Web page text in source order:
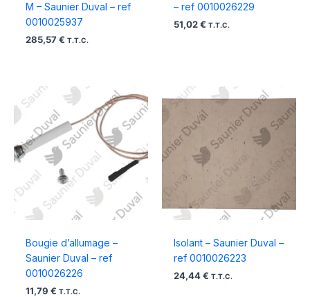
M – Saunier Duval – ref
0010025937
285,57 € T.T.C.
– ref 0010026229
51,02 € T.T.C.
Bougie d’allumage –
Saunier Duval – ref
0010026226
11,79 € T.T.C.
Isolant – Saunier Duval –
ref 0010026223
24,44 € T.T.C.